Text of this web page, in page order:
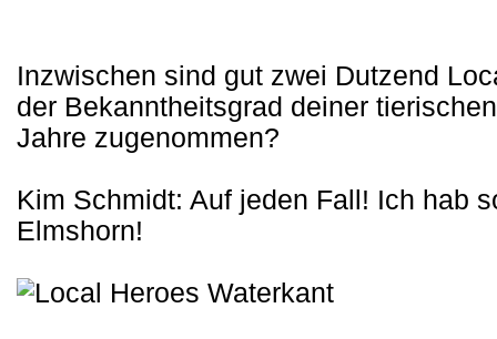
Inzwischen sind gut zwei Dutzend
der Bekanntheitsgrad deiner
Jahre zugenommen?
Kim Schmidt: Auf jeden Fall! Ich hab
Elmshorn!